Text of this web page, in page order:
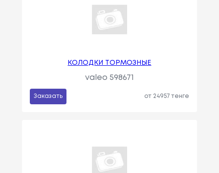
КОЛОДКИ ТОРМОЗНЫЕ
valeo 598671
Заказать от 24957 тенге